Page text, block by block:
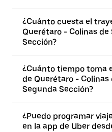
¿Cuánto cuesta el
Querétaro - Colinas
Sección?
¿Cuánto tiempo toma
de Querétaro - Colinas
Segunda Sección?
¿Puedo programar
en la app de Uber